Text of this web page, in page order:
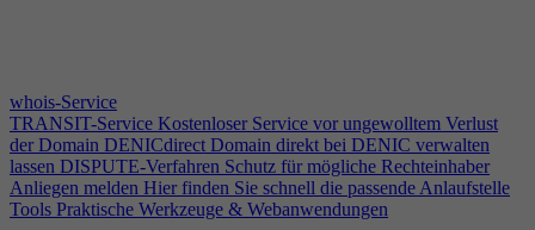
whois-Service
TRANSIT-Service Kostenloser Service vor ungewolltem Verlust
der Domain DENICdirect Domain direkt bei DENIC verwalten
lassen DISPUTE-Verfahren Schutz für mögliche Rechteinhaber
Anliegen melden Hier finden Sie schnell die passende Anlaufstelle
Tools Praktische Werkzeuge & Webanwendungen